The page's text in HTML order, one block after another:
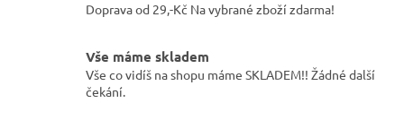
í
v
k
n
í
Doprava od 29,-Kč Na vybrané zboží zdarma!
Vše máme skladem
Vše co vidíš na shopu máme SKLADEM!! Žádné další
čekání.